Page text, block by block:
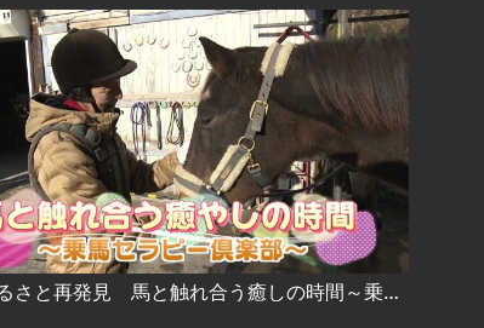
札幌ふるさと再発見 馬と触れ合う癒しの時間～乗馬セラピー倶楽部～